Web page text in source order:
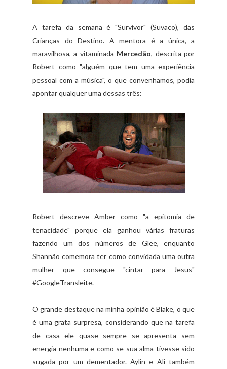
A tarefa da semana é "Survivor" (Suvaco), das
Crianças do Destino. A mentora é a única, a
maravilhosa, a vitaminada Mercedão, descrita por
Robert como "alguém que tem uma experiência
pessoal com a música", o que convenhamos, podia
apontar qualquer uma dessas três:
Robert descreve Amber como "a epitomia de
tenacidade" porque ela ganhou várias fraturas
fazendo um dos números de Glee, enquanto
Shannão comemora ter como convidada uma outra
mulher que consegue "cintar para Jesus"
#GoogleTransleite.
O grande destaque na minha opinião é Blake, o que
é uma grata surpresa, considerando que na tarefa
de casa ele quase sempre se apresenta sem
energia nenhuma e como se sua alma tivesse sido
sugada por um dementador. Aylin e Ali também